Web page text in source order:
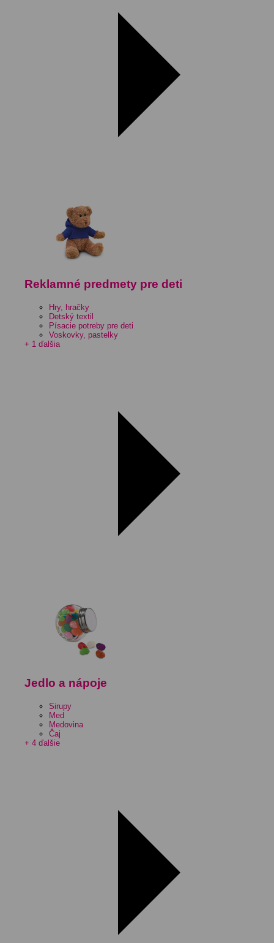
Reklamné predmety pre deti
Hry, hračky
Detský textil
Písacie potreby pre deti
Voskovky, pastelky
+ 1 ďalšia
Jedlo a nápoje
Sirupy
Med
Medovina
Čaj
+ 4 ďalšie